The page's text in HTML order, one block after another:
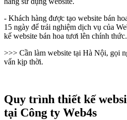
- Khách hàng được tạo website bán
15 ngày để trải nghiệm dịch vụ của
kế website bán hoa tươi lên chính thức.
>>> Cần làm website tại Hà Nội, gọi
vấn kịp thời.
Quy trình thiết kế
tại Công ty Web4s